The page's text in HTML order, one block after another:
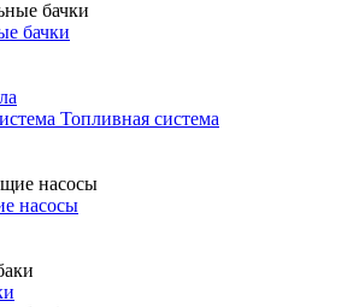
бачки
Топливная система
насосы